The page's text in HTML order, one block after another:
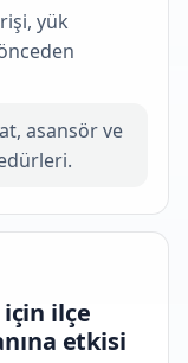
yük
asansör ve
için ilçe
etkisi